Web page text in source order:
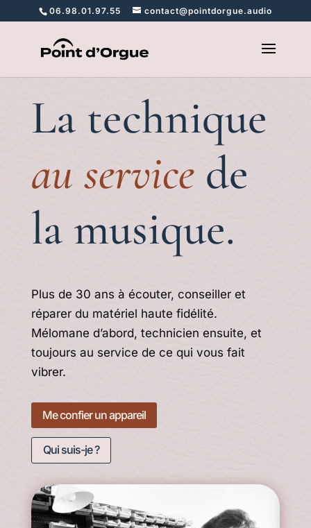
06.98.01.97.55 contact@pointdorgue.audio
La technique
au servicede
la musique.
Plus de 30 ans à écouter, conseiller et
réparer du matériel haute fidélité.
Mélomane d’abord, technicien ensuite, et
toujours au service de ce qui vous fait
vibrer.
Me confier un appareil
Qui suis-je ?